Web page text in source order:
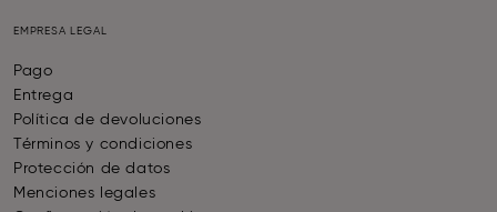
EMPRESA LEGAL
Pago
Entrega
Política de devoluciones
Términos y condiciones
Protección de datos
Menciones legales